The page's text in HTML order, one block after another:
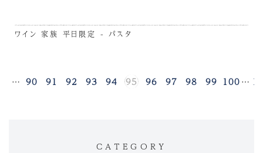
ワイン 家族 平日限定 - パスタ
… 90 91 92 93 94 95 96 97 98 99 100…
CATEGORY